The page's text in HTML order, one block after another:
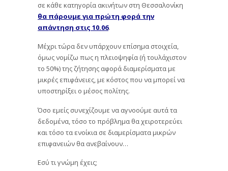
σε κάθε κατηγορία ακινήτων στη Θεσσαλονίκη
θα πάρουμε για πρώτη φορά την
απάντηση στις 10.06.
Μέχρι τώρα δεν υπάρχουν επίσημα στοιχεία,
όμως νομίζω πως η πλειοψηφία (ή τουλάχιστον
το 50%) της ζήτησης αφορά διαμερίσματα με
μικρές επιφάνειες, με κόστος που να μπορεί να
υποστηρίξει ο μέσος πολίτης.
Όσο εμείς συνεχίζουμε να αγνοούμε αυτά τα
δεδομένα, τόσο το πρόβλημα θα χειροτερεύει
και τόσο τα ενοίκια σε διαμερίσματα μικρών
επιφανειών θα ανεβαίνουν…
Εσύ τι γνώμη έχεις;